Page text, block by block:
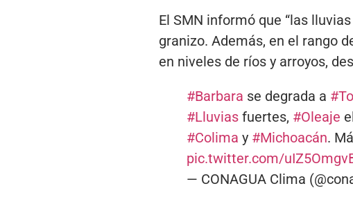
El SMN informó que “las
granizo. Además, en el rango
en niveles de ríos y arroyos,
#Barbara se degrada a
#Lluviasfuertes, #Oleaje
#Colima y #Michoacán.
pic.twitter.com/
— CONAGUA Clima